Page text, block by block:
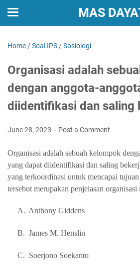
MAS
Home /Soal IPS /Sosiologi
Organisasi adalah
dengan anggota-
diidentifikasi dan saling
June 28, 2023 Post a Comment
Organisasi adalah sebuah kelompok
yang dapat diidentifikasi dan saling
yang terkoordinasi untuk mencapai tujuan
tersebut merupakan penjelasan organisasi
A. Anthony Giddens
B. James M. Henslin
C. Soerjono Soekanto